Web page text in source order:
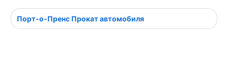
Порт-о-Пренс Прокат автомобиля